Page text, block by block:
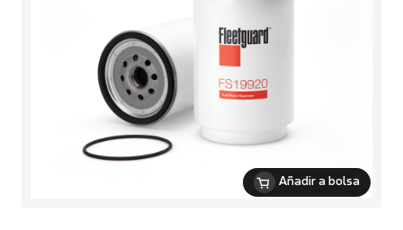
Añadir a bolsa